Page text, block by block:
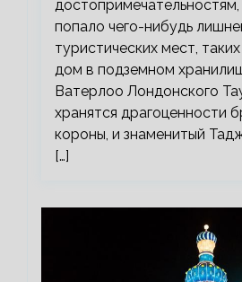
попало чего-нибудь
туристических мест,
дом в подземном
Ватерлоо Лондонского
хранятся драгоценности
короны, и знаменитый
[…]